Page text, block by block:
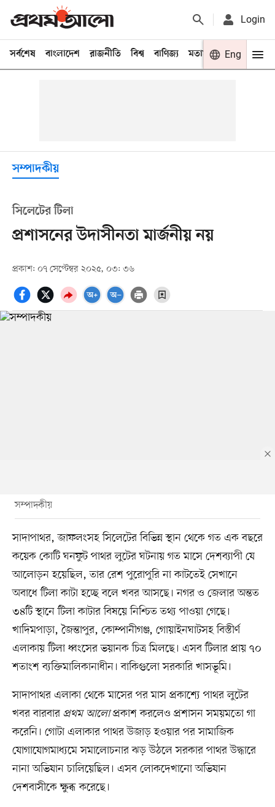
Login
সর্বশেষ বাংলাদেশ রাজনীতি বিশ্ব বাণিজ্য মতামত খেলা
Eng
সম্পাদকীয়
সিলেটের টিলা
প্রশাসনের উদাসীনতা মার্জনীয় নয়
প্রকাশ: ০৭ সেপ্টেম্বর ২০২৫, ০৩: ৩৬
সম্পাদকীয়
সাদাপাথর, জাফলংসহ সিলেটের বিভিন্ন স্থান থেকে গত এক বছরে
কয়েক কোটি ঘনফুট পাথর লুটের ঘটনায় গত মাসে দেশব্যাপী যে
আলোড়ন হয়েছিল, তার রেশ পুরোপুরি না কাটতেই সেখানে
অবাধে টিলা কাটা হচ্ছে বলে খবর আসছে। নগর ও জেলার অন্তত
৩৪টি স্থানে টিলা কাটার বিষয়ে নিশ্চিত তথ্য পাওয়া গেছে।
খাদিমপাড়া, জৈন্তাপুর, কোম্পানীগঞ্জ, গোয়াইনঘাটসহ বিস্তীর্ণ
এলাকায় টিলা ধ্বংসের ভয়ানক চিত্র মিলছে। এসব টিলার প্রায় ৭০
শতাংশ ব্যক্তিমালিকানাধীন। বাকিগুলো সরকারি খাসভূমি।
সাদাপাথর এলাকা থেকে মাসের পর মাস প্রকাশ্যে পাথর লুটের
খবর বারবার প্রথম আলোপ্রকাশ করলেও প্রশাসন সময়মতো গা
করেনি। গোটা এলাকার পাথর উজাড় হওয়ার পর সামাজিক
যোগাযোগমাধ্যমে সমালোচনার ঝড় উঠলে সরকার পাথর উদ্ধারে
নানা অভিযান চালিয়েছিল। এসব লোকদেখানো অভিযান
দেশবাসীকে ক্ষুব্ধ করেছে।